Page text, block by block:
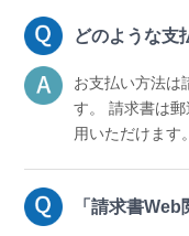
どのような支
お支払い方法は
す。
請求書は
用いただけます。
「請求書